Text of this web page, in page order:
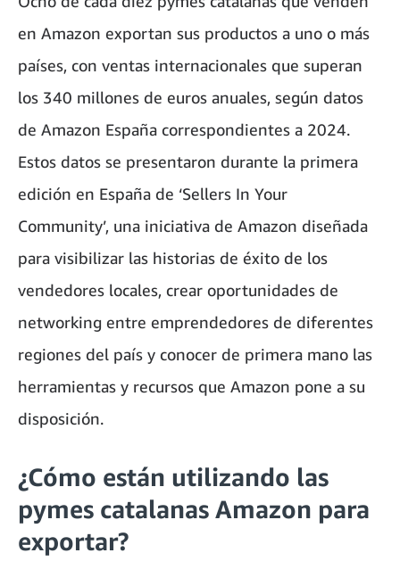
en Amazon exportan sus productos a uno o más
países, con ventas internacionales que superan
los 340 millones de euros anuales, según datos
de Amazon España correspondientes a 2024.
Estos datos se presentaron durante la primera
edición en España de ‘Sellers In Your
Community’, una iniciativa de Amazon diseñada
para visibilizar las historias de éxito de los
vendedores locales, crear oportunidades de
networking entre emprendedores de diferentes
regiones del país y conocer de primera mano las
herramientas y recursos que Amazon pone a su
disposición.
¿Cómo están utilizando las
pymes catalanas Amazon para
exportar?